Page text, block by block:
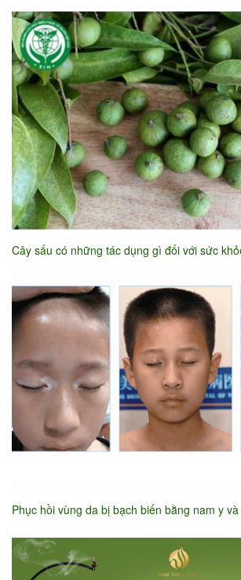
Cây sấu có những tác dụng gì đối với sức
Phục hồi vùng da bị bạch biến bằng